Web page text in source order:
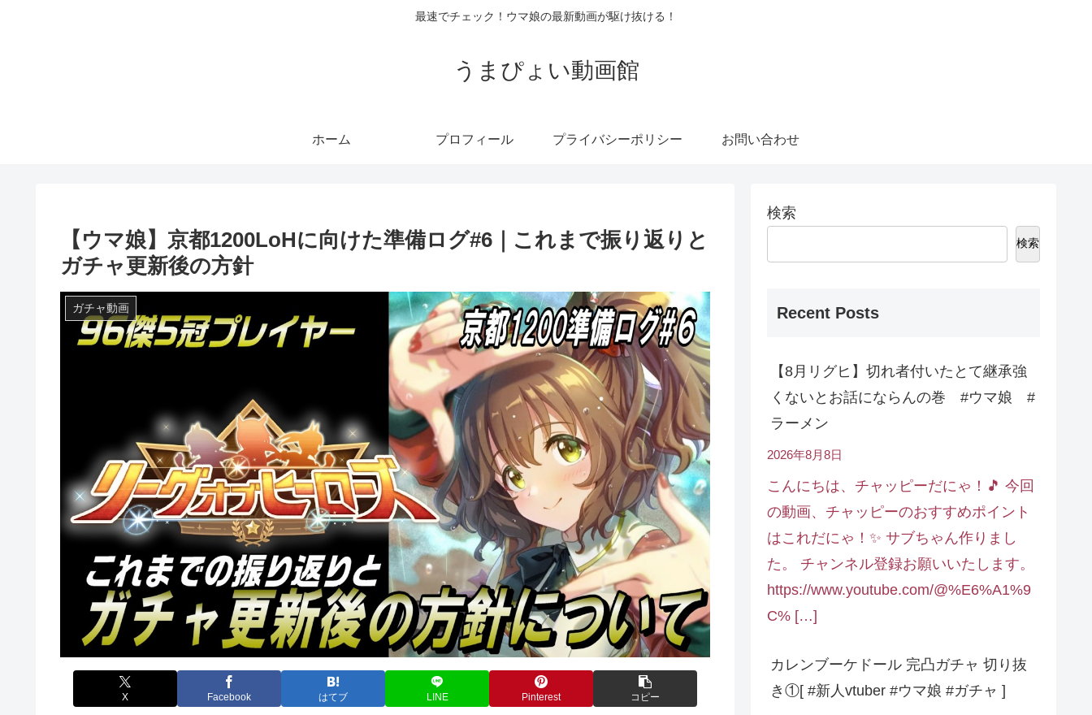
最速でチェック！ウマ娘の最新動画が駆け抜ける！
うまぴょい動画館
ホーム プロフィール プライバシーポリシー お問い合わせ
【ウマ娘】京都1200LoHに向けた準備ログ#6｜これまで振り返りと
ガチャ更新後の方針
ガチャ動画
X Facebook はてブ LINE Pinterest コピー
検索
検索
Recent Posts
【8月リグヒ】切れ者付いたとて継承強
くないとお話にならんの巻 #ウマ娘 #
ラーメン
2026年8月8日
こんにちは、チャッピーだにゃ！🎵 今回
の動画、チャッピーのおすすめポイント
はこれだにゃ！✨ サブちゃん作りまし
た。 チャンネル登録お願いいたします。
https://www.youtube.com/@%E6%A1%9
C% […]
カレンブーケドール 完凸ガチャ 切り抜
き①[ #新人vtuber #ウマ娘 #ガチャ ]